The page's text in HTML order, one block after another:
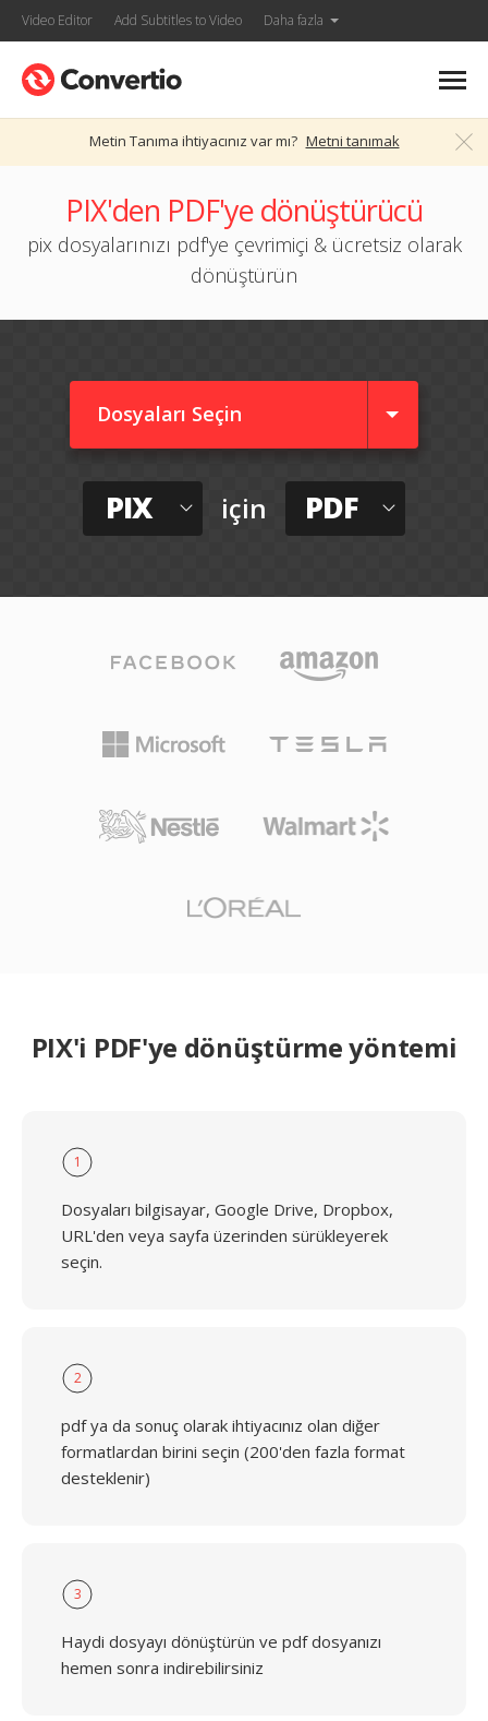
Video Editor Add Subtitles to Video Daha fazla
Metin Tanıma ihtiyacınız var mı? Metni tanımak
PIX'den PDF'ye dönüştürücü
pix dosyalarınızı pdf'ye çevrimiçi & ücretsiz olarak
dönüştürün
Dosyaları Seçin
PIX için PDF
PIX'i PDF'ye dönüştürme yöntemi
1
Dosyaları bilgisayar, Google Drive, Dropbox,
URL'den veya sayfa üzerinden sürükleyerek
seçin.
2
pdf ya da sonuç olarak ihtiyacınız olan diğer
formatlardan birini seçin (200'den fazla format
desteklenir)
3
Haydi dosyayı dönüştürün ve pdf dosyanızı
hemen sonra indirebilirsiniz